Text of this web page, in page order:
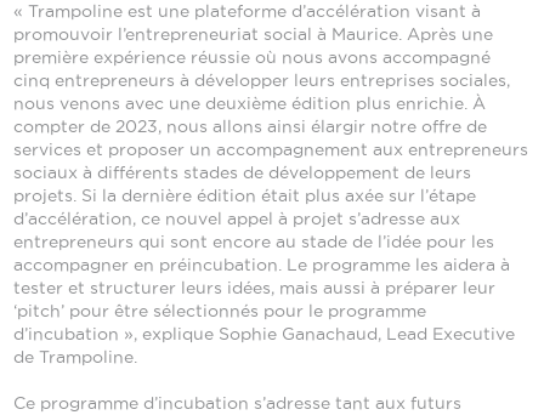
« Trampoline est une plateforme d’accélération visant à
promouvoir l’entrepreneuriat social à Maurice. Après une
première expérience réussie où nous avons accompagné
cinq entrepreneurs à développer leurs entreprises sociales,
nous venons avec une deuxième édition plus enrichie. À
compter de 2023, nous allons ainsi élargir notre offre de
services et proposer un accompagnement aux entrepreneurs
sociaux à différents stades de développement de leurs
projets. Si la dernière édition était plus axée sur l’étape
d’accélération, ce nouvel appel à projet s’adresse aux
entrepreneurs qui sont encore au stade de l’idée pour les
accompagner en préincubation. Le programme les aidera à
tester et structurer leurs idées, mais aussi à préparer leur
‘pitch’ pour être sélectionnés pour le programme
d’incubation », explique Sophie Ganachaud, Lead Executive
de Trampoline.
Ce programme d’incubation s’adresse tant aux futurs